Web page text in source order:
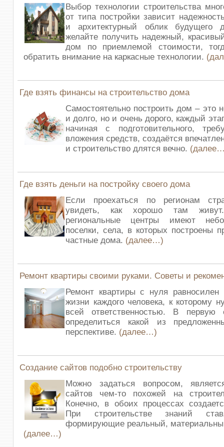
Выбор технологии строительства
от типа постройки зависит
и архитектурный облик
желайте получить надежный,
дом по приемлемой стоимости,
обратить внимание на каркасные технологии.
Где взять финансы на строительство дома
Самостоятельно построить дом – это
и долго, но и очень дорого, каждый
начиная с подготовительного,
вложения средств, создаётся
и строительство длятся вечно.
Где взять деньги на постройку своего дома
Если проехаться по регионам
увидеть, как хорошо там
региональные центры имеют
поселки, села, в которых построены
частные дома. (далее…)
Ремонт квартиры своими руками. Советы и
Ремонт квартиры с нуля
жизни каждого человека, к которому
всей ответственностью. В первую
определиться какой из
перспективе. (далее…)
Создание сайтов подобно строительству
Можно задаться вопросом,
сайтов чем-то похожей на
Конечно, в обоих процессах
При строительстве знаний
формирующие реальный,
(далее…)